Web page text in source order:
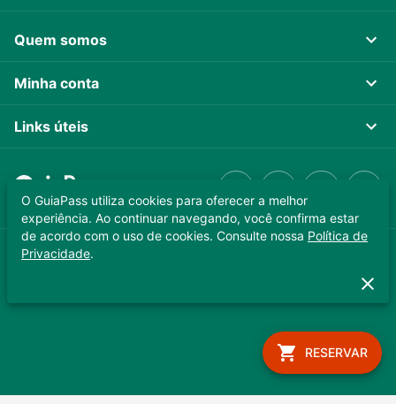
RESERVAR
Quem somos
Minha conta
Links úteis
GUIAPASS TECNOLOGIA LTDA. CNPJ 37.989.806/0001-64
O GuiaPass utiliza cookies para oferecer a melhor
experiência. Ao continuar navegando, você confirma estar
de acordo com o uso de cookies. Consulte nossa Política de
Privacidade.